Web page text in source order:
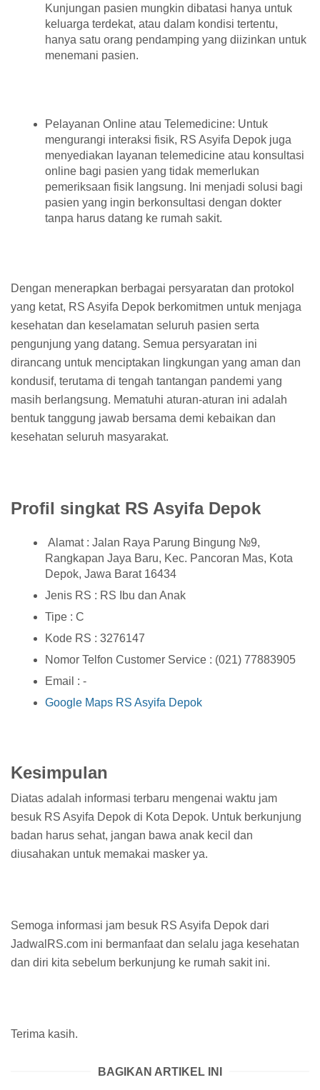
Kunjungan pasien mungkin dibatasi hanya untuk
keluarga terdekat, atau dalam kondisi tertentu,
hanya satu orang pendamping yang diizinkan untuk
menemani pasien.
Pelayanan Online atau Telemedicine: Untuk
mengurangi interaksi fisik, RS Asyifa Depok juga
menyediakan layanan telemedicine atau konsultasi
online bagi pasien yang tidak memerlukan
pemeriksaan fisik langsung. Ini menjadi solusi bagi
pasien yang ingin berkonsultasi dengan dokter
tanpa harus datang ke rumah sakit.
Dengan menerapkan berbagai persyaratan dan protokol
yang ketat, RS Asyifa Depok berkomitmen untuk menjaga
kesehatan dan keselamatan seluruh pasien serta
pengunjung yang datang. Semua persyaratan ini
dirancang untuk menciptakan lingkungan yang aman dan
kondusif, terutama di tengah tantangan pandemi yang
masih berlangsung. Mematuhi aturan-aturan ini adalah
bentuk tanggung jawab bersama demi kebaikan dan
kesehatan seluruh masyarakat.
Profil singkat RS Asyifa Depok
Alamat : Jalan Raya Parung Bingung №9,
Rangkapan Jaya Baru, Kec. Pancoran Mas, Kota
Depok, Jawa Barat 16434
Jenis RS : RS Ibu dan Anak
Tipe : C
Kode RS : 3276147
Nomor Telfon Customer Service : (021) 77883905
Email : -
Google Maps RS Asyifa Depok
Kesimpulan
Diatas adalah informasi terbaru mengenai waktu jam
besuk RS Asyifa Depok di Kota Depok. Untuk berkunjung
badan harus sehat, jangan bawa anak kecil dan
diusahakan untuk memakai masker ya.
Semoga informasi jam besuk RS Asyifa Depok dari
JadwalRS.com ini bermanfaat dan selalu jaga kesehatan
dan diri kita sebelum berkunjung ke rumah sakit ini.
Terima kasih.
BAGIKAN ARTIKEL INI